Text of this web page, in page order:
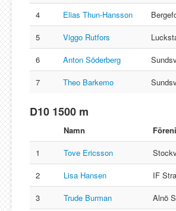
4
Elias Thun-Hansson
5
Viggo Rutfors
6
Anton Söderberg
7
Theo Barkemo
D10 1500 m
Namn
1
Tove Ericsson
2
Lisa Hansen
IF
3
Trude Burman
Alnö